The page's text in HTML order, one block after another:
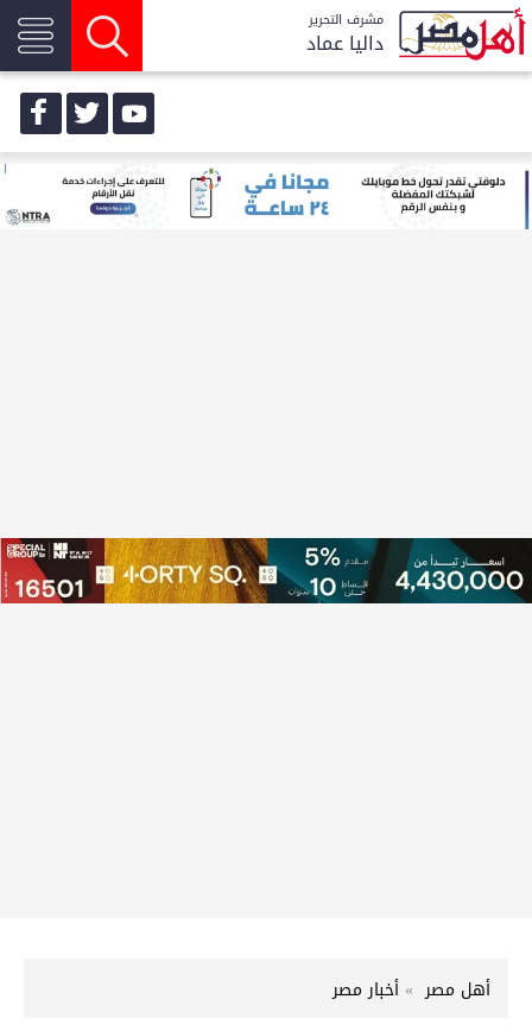
مشرف التحرير
داليا عماد
أهل مصر أخبار مصر